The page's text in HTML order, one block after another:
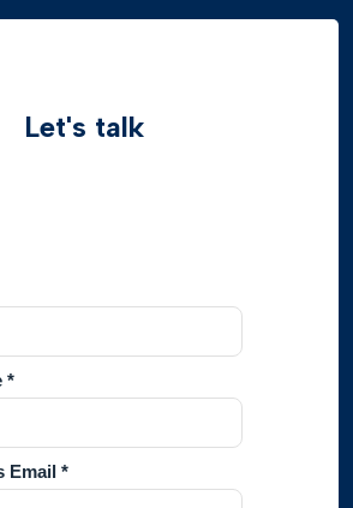
Let's talk